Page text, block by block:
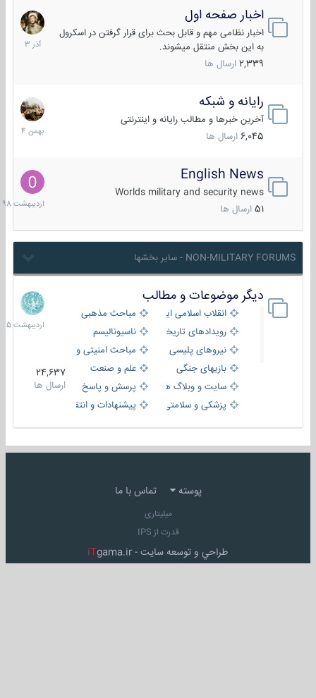
اخبار صفحه اول
اخبار نظامی مهم و قابل بحث برای قرار گرفتن در اسکرول
به این بخش منتقل میشوند.
2,339 ارسال ها
7
آذر
1403
رایانه و شبکه
آخرین خبرها و مطالب رایانه و اینترنتی
6,045 ارسال ها
30
بهمن
1404
English News
Worlds military and security news
51 ارسال ها
10
1398
NON-MILITARY FORUMS - سایر بخشها
دیگر موضوعات و مطالب
انقلاب اسلامی ایران
مباحث مذهبی
رویدادهای تاریخی و مذهبیناسیونالیسم
نیروهای پلیسی
مباحث امنیتی و اطلاعاتی
بازیهای جنگی
علم و صنعت
سایت و وبلاگ ها
پرسش و پاسخ
پزشکی و سلامتی
پیشنهادات و انتقادات
24,637
ارسال ها
8
1405
پوسته تماس با ما
میلیتاری
قدرت از IPS
طراحي و توسعه سايت - iTgama.ir